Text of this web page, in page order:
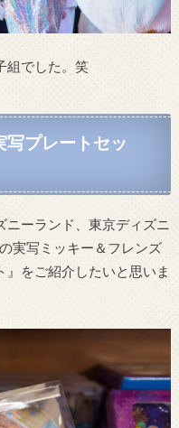
組でした。笑
プレートセッ
ーランド、東京ディズニ
実写ミッキー＆フレンズ
をご紹介したいと思いま